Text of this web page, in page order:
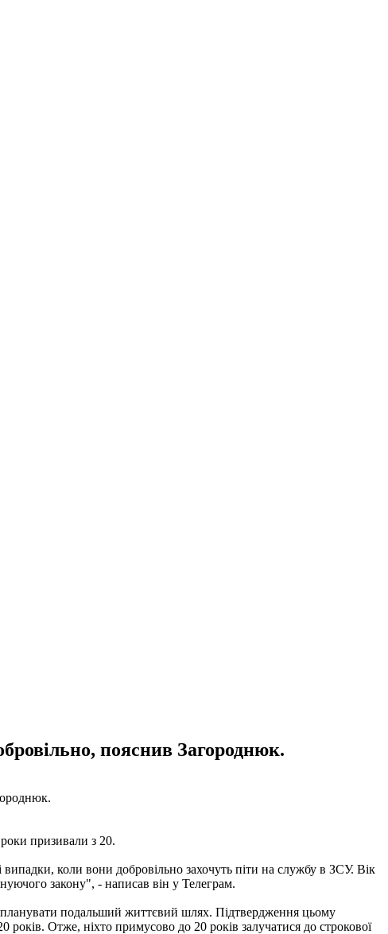
пояснив Загороднюк.
роки призивали з 20.
коли вони добровільно захочуть піти на службу в ЗСУ. Вік
закону", - написав він у Телеграм.
подальший життєвий шлях. Підтвердження цьому
Отже, ніхто примусово до 20 років залучатися до строкової